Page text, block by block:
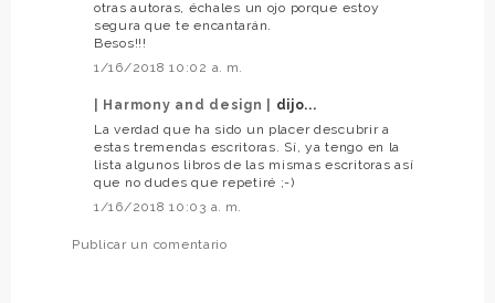
otras autoras, échales un ojo porque estoy
segura que te encantarán.
Besos!!!
1/16/2018 10:02 a. m.
| Harmony and design |
dijo...
La verdad que ha sido un placer descubrir a
estas tremendas escritoras. Sí, ya tengo en la
lista algunos libros de las mismas escritoras así
que no dudes que repetiré ;-)
1/16/2018 10:03 a. m.
Publicar un comentario